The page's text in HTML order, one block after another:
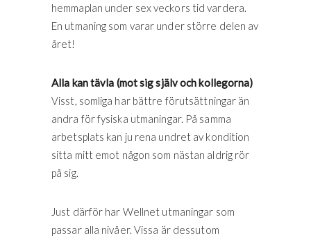
hemmaplan under sex veckors tid vardera.
En utmaning som varar under större delen av
året!
Alla kan tävla (mot sig själv och kollegorna)
Visst, somliga har bättre förutsättningar än
andra för fysiska utmaningar. På samma
arbetsplats kan ju rena undret av kondition
sitta mitt emot någon som nästan aldrig rör
på sig.
Just därför har Wellnet utmaningar som
passar alla nivåer. Vissa är dessutom